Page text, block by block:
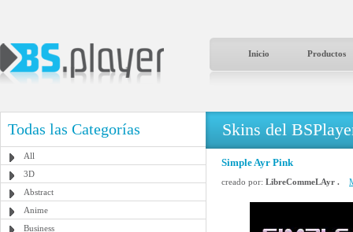
Inicio Productos
Todas las Categorías
All
3D
Abstract
Anime
Business
Skins del
Simple Ayr Pink
creado por: LibreCommeLAyr .